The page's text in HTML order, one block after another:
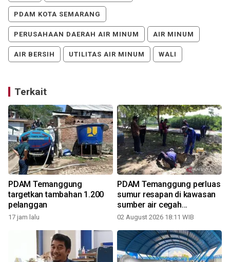
PDAM KOTA SEMARANG
PERUSAHAAN DAERAH AIR MINUM AIR MINUM
AIR BERSIH UTILITAS AIR MINUM WALI
Terkait
PDAM Temanggung
targetkan tambahan 1.200
pelanggan
17 jam lalu
PDAM Temanggung perluas
sumur resapan di kawasan
sumber air cegah
kekeringan
02 August 2026 18:11 WIB